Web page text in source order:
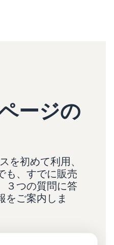
ージの
を初めて利用、
も、すでに販売
３つの質問に答
をご案内しま